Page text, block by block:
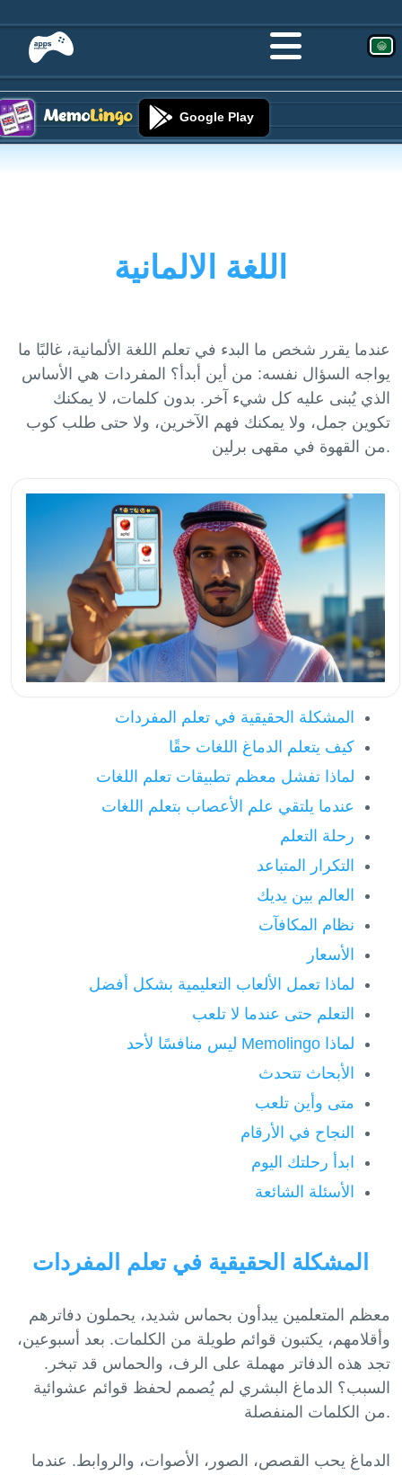
Google Play
اللغة الالمانية
عندما يقرر شخص ما البدء في تعلم اللغة الألمانية، غالبًا ما
يواجه السؤال نفسه: من أين أبدأ؟ المفردات هي الأساس
الذي يُبنى عليه كل شيء آخر. بدون كلمات، لا يمكنك
تكوين جمل، ولا يمكنك فهم الآخرين، ولا حتى طلب كوب
المشكلة الحقيقية في تعلم المفردات
كيف يتعلم الدماغ اللغات حقًا
لماذا تفشل معظم تطبيقات تعلم اللغات
عندما يلتقي علم الأعصاب بتعلم اللغات
رحلة التعلم
التكرار المتباعد
العالم بين يديك
نظام المكافآت
الأسعار
لماذا تعمل الألعاب التعليمية بشكل أفضل
التعلم حتى عندما لا تلعب
لماذا Memolingo ليس منافسًا لأحد
الأبحاث تتحدث
متى وأين تلعب
النجاح في الأرقام
ابدأ رحلتك اليوم
الأسئلة الشائعة
المشكلة الحقيقية في تعلم المفردات
معظم المتعلمين يبدأون بحماس شديد، يحملون دفاترهم
وأقلامهم، يكتبون قوائم طويلة من الكلمات. بعد أسبوعين،
تجد هذه الدفاتر مهملة على الرف، والحماس قد تبخر.
السبب؟ الدماغ البشري لم يُصمم لحفظ قوائم عشوائية
من الكلمات المنفصلة.
الدماغ يحب القصص، الصور، الأصوات، والروابط. عندما